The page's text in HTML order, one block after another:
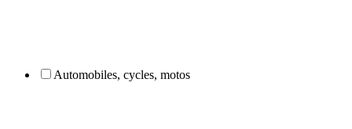
Automobiles, cycles, motos